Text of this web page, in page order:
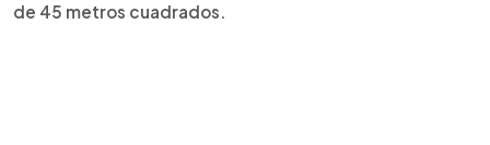
de 45 metros cuadrados.